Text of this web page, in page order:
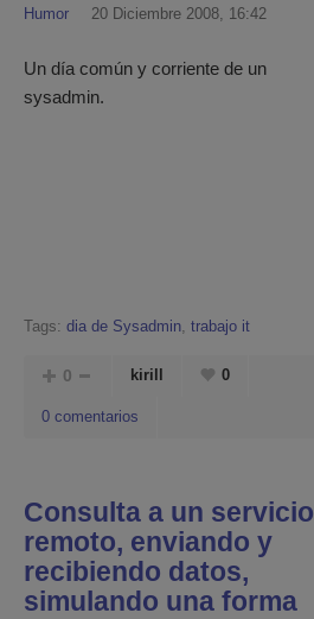
Humor 20 Diciembre 2008, 16:42
Un día común y corriente de un
sysadmin.
Tags: dia de Sysadmin, trabajo it
0 kirill 0
0 comentarios
Consulta a un servicio
remoto, enviando y
recibiendo datos,
simulando una forma